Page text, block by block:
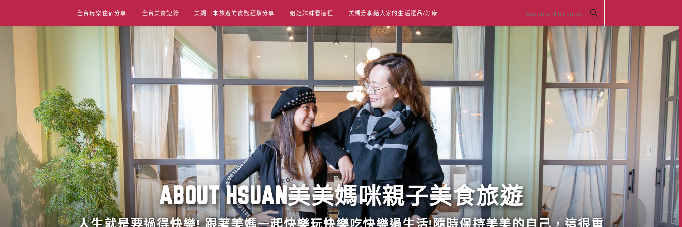
content
全台玩樂住宿分享 全台美食記錄 美媽日本旅遊的實務經驗分享 姐姐妹妹看這裡 美媽分享給大家的生活選品/好康
ABOUT HSUAN美美媽咪親子美食旅遊